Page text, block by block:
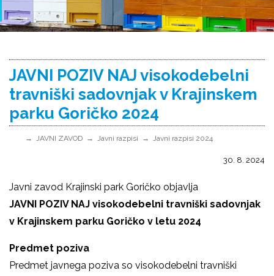
JAVNI POZIV NAJ visokodebelni
travniški sadovnjak v Krajinskem
parku Goričko 2024
JAVNI ZAVOD Javni razpisi Javni razpisi 2024
30. 8. 2024
Javni zavod Krajinski park Goričko objavlja
JAVNI POZIV NAJ visokodebelni travniški sadovnjak
v Krajinskem parku Goričko v letu 2024
Predmet poziva
Predmet javnega poziva so visokodebelni travniški